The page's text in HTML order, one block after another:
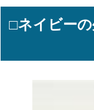
□ネイビー